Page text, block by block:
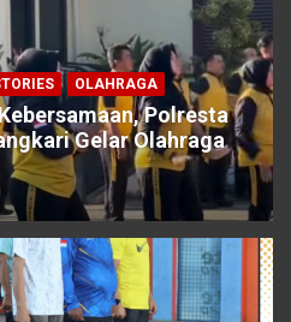
OLAHRAGA
Polresta
Gelar Olahraga